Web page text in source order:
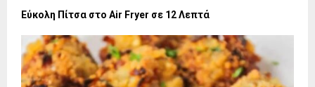
Εύκολη Πίτσα στο Air Fryer σε 12 Λεπτά